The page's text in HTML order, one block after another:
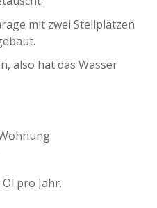
mit zwei Stellplätzen
also hat das Wasser
pro Jahr.